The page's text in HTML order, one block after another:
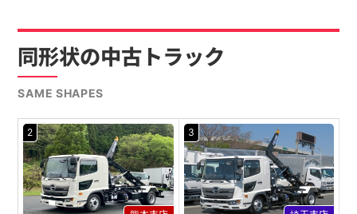
同形状の中古トラック
SAME SHAPES
2 3